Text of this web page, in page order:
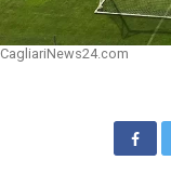
CagliariNews24.com